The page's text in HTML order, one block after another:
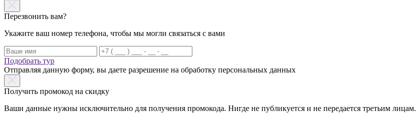
Перезвонить вам?
Укажите ваш номер телефона, чтобы мы могли связаться с вами
Подобрать тур
Отправляя данную форму, вы даете разрешение на обработку персональных данных
Получить промокод на скидку
Ваши данные нужны исключительно для получения промокода. Нигде не публикуется и не передается третьим лицам.